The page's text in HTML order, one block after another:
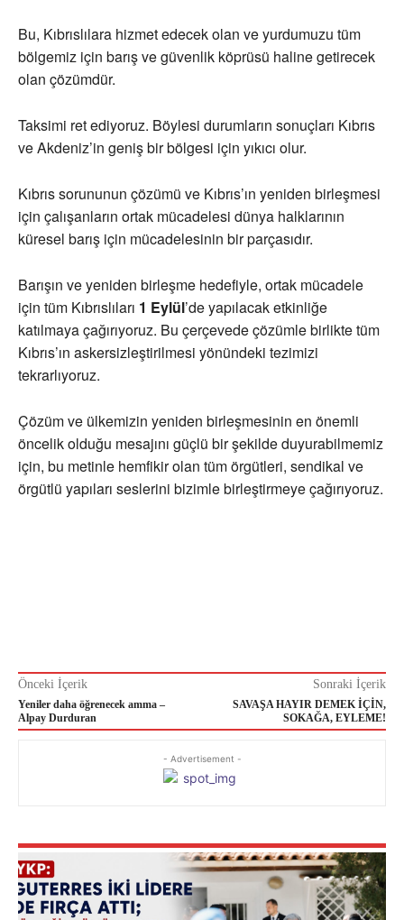
Bu, Kıbrıslılara hizmet edecek olan ve yurdumuzu tüm
bölgemiz için barış ve güvenlik köprüsü haline getirecek
olan çözümdür.
Taksimi ret ediyoruz. Böylesi durumların sonuçları Kıbrıs
ve Akdeniz’in geniş bir bölgesi için yıkıcı olur.
Kıbrıs sorununun çözümü ve Kıbrıs’ın yeniden birleşmesi
için çalışanların ortak mücadelesi dünya halklarının
küresel barış için mücadelesinin bir parçasıdır.
Barışın ve yeniden birleşme hedefiyle, ortak mücadele
için tüm Kıbrıslıları 1 Eylül’deyapılacak etkinliğe
katılmaya çağırıyoruz. Bu çerçevede çözümle birlikte tüm
Kıbrıs’ın askersizleştirilmesi yönündeki tezimizi
tekrarlıyoruz.
Çözüm ve ülkemizin yeniden birleşmesinin en önemli
öncelik olduğu mesajını güçlü bir şekilde duyurabilmemiz
için, bu metinle hemfikir olan tüm örgütleri, sendikal ve
örgütlü yapıları seslerini bizimle birleştirmeye çağırıyoruz.
Önceki İçerik
Yeniler daha öğrenecek amma –
Alpay Durduran
Sonraki İçerik
SAVAŞA HAYIR DEMEK İÇİN,
SOKAĞA, EYLEME!
- Advertisement -